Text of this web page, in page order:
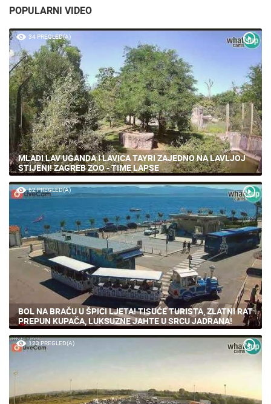
34 PREGLED(A)
MLADI LAV UGANDA I LAVICA TAYRI ZAJEDNO NA LAVLJOJ
STIJENI! ZAGREB ZOO - TIME LAPSE
BOL NA BRAČU U ŠPICI LJETA! TISUĆE TURISTA, ZLATNI RAT
PREPUN KUPAČA, LUKSUZNE JAHTE U SRCU JADRANA!